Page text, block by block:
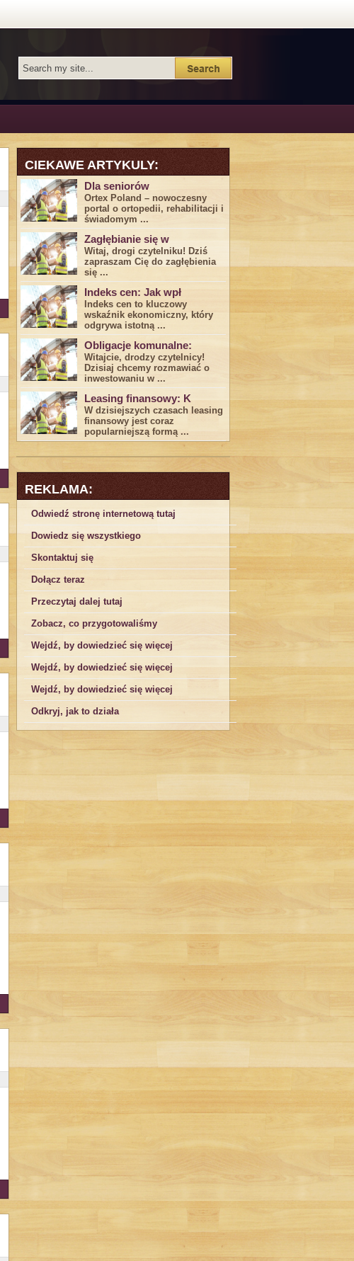
CIEKAWE ARTYKULY:
Dla seniorów
Ortex Poland – nowoczesny
portal o ortopedii, rehabilitacji i
świadomym ...
Zagłębianie się w
Witaj, drogi ⁤czytelniku! Dziś
zapraszam Cię do‍ zagłębienia
‍się⁢ ...
Indeks cen: Jak wpł
Indeks cen to kluczowy
wskaźnik ekonomiczny, który
odgrywa ​istotną ...
Obligacje komunalne:
Witajcie, drodzy czytelnicy!
Dzisiaj chcemy rozmawiać o
inwestowaniu w ...
Leasing finansowy: K
W dzisiejszych czasach leasing ​
finansowy jest ⁢coraz
popularniejszą formą ...
REKLAMA:
Odwiedź stronę internetową tutaj
Dowiedz się wszystkiego
Skontaktuj się
Dołącz teraz
Przeczytaj dalej tutaj
Zobacz, co przygotowaliśmy
Wejdź, by dowiedzieć się więcej
Wejdź, by dowiedzieć się więcej
Wejdź, by dowiedzieć się więcej
Odkryj, jak to działa